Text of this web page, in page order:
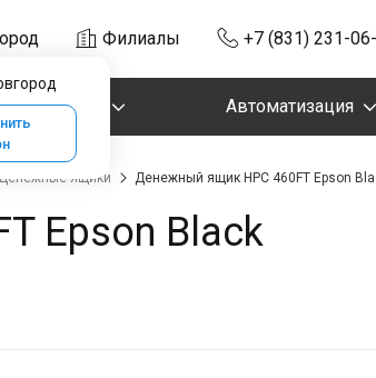
Филиалы +7 (831) 231-
Автоматизация
ящики Денежный ящик HPC 460FT Epson
Epson Black